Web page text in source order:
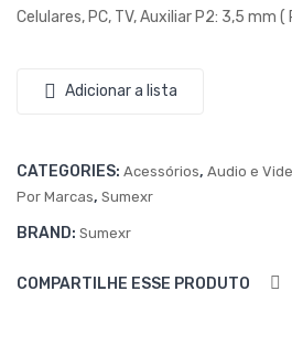
Celulares, PC, TV, Auxiliar P2: 3,5 mm (
Adicionar a lista
CATEGORIES: Acessórios, Audio e
Por Marcas, Sumexr
BRAND: Sumexr
COMPARTILHE ESSE PRODUTO